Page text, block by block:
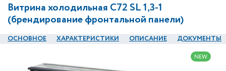
Витрина холодильная C72 SL 1,3-1
(брендирование фронтальной панели)
ОСНОВНОЕ ХАРАКТЕРИСТИКИ ОПИСАНИЕ ДОКУМЕНТЫ
NEW